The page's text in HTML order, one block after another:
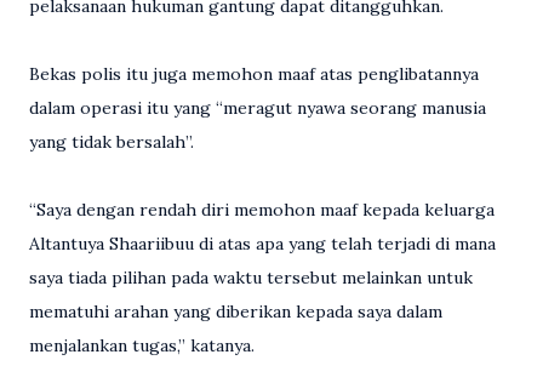
pelaksanaan hukuman gantung dapat ditangguhkan.
Bekas polis itu juga memohon maaf atas penglibatannya
dalam operasi itu yang “meragut nyawa seorang manusia
yang tidak bersalah”.
“Saya dengan rendah diri memohon maaf kepada keluarga
Altantuya Shaariibuu di atas apa yang telah terjadi di mana
saya tiada pilihan pada waktu tersebut melainkan untuk
mematuhi arahan yang diberikan kepada saya dalam
menjalankan tugas,” katanya.